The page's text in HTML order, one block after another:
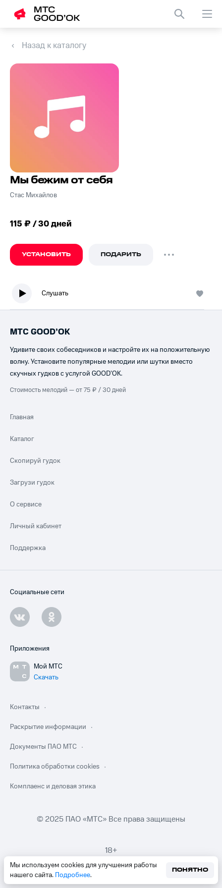
Назад к каталогу
Мы бежим от себя
Стас Михайлов
115 ₽ / 30 дней
УСТАНОВИТЬ ПОДАРИТЬ
Слушать
Мы используем cookies для улучшения работы
нашего сайта. Подробнее.
ПОНЯТНО
МТС GOOD’OK
Удивите своих собеседников и настройте их на положительную
волну. Установите популярные мелодии или шутки вместо
скучных гудков с услугой GOOD’OK.
Стоимость мелодий — от 75 ₽ / 30 дней
Главная
Каталог
Скопируй гудок
Загрузи гудок
О сервисе
Личный кабинет
Поддержка
Социальные сети
Приложения
Мой МТС
Скачать
Контакты
Раскрытие информации
Документы ПАО МТС
Политика обработки cookies
Комплаенс и деловая этика
© 2025 ПАО «МТС» Все права защищены
18+